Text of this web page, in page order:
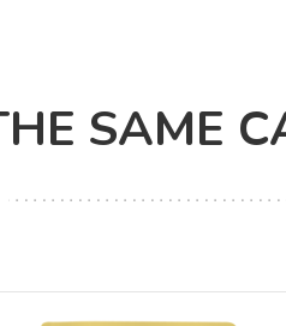
SAME